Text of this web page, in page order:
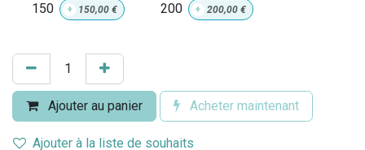
150 + 150,00 € 200 + 200,00€
Ajouter au panier Acheter maintenant
Ajouter à la liste de souhaits